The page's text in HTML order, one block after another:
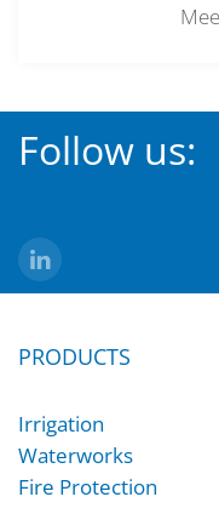
Follow us:
PRODUCTS
Irrigation
Waterworks
Fire Protection